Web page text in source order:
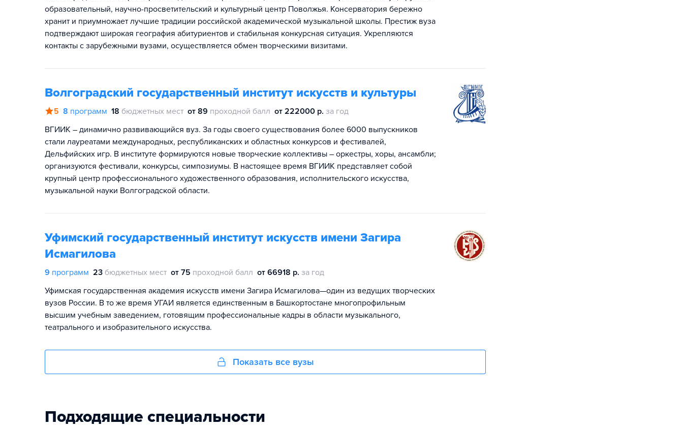
образовательный, научно-просветительский и культурный центр Поволжья. Консерватория бережно
хранит и приумножает лучшие традиции российской академической музыкальной школы. Престиж вуза
подтверждают широкая география абитуриентов и стабильная конкурсная ситуация. Укрепляются
контакты с зарубежными вузами, осуществляется обмен творческими визитами.
Волгоградский государственный институт искусств и культуры
5 8 программ 18 бюджетных мест от 89 проходной балл от 222000 р. за год
ВГИИК – динамично развивающийся вуз. За годы своего существования более 6000 выпускников
стали лауреатами международных, республиканских и областных конкурсов и фестивалей,
Дельфийских игр. В институте формируются новые творческие коллективы – оркестры, хоры, ансамбли;
организуются фестивали, конкурсы, симпозиумы. В настоящее время ВГИИК представляет собой
крупный центр профессионального художественного образования, исполнительского искусства,
музыкальной науки Волгоградской области.
Уфимский государственный институт искусств имени Загира
Исмагилова
9 программ 23 бюджетных мест от 75 проходной балл от 66918 р. за год
Уфимская государственная академия искусств имени Загира Исмагилова—один из ведущих творческих
вузов России. В то же время УГАИ является единственным в Башкортостане многопрофильным
высшим учебным заведением, готовящим профессиональные кадры в области музыкального,
театрального и изобразительного искусства.
Показать все вузы
Подходящие специальности